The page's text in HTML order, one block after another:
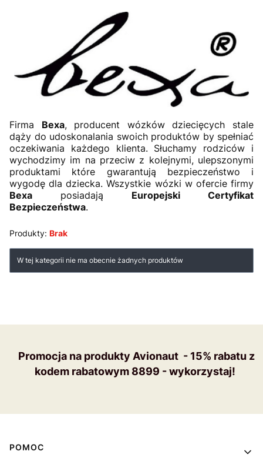
Firma Bexa, producent wózków dziecięcych stale
dąży do udoskonalania swoich produktów by spełniać
oczekiwania każdego klienta. Słuchamy rodziców i
wychodzimy im na przeciw z kolejnymi, ulepszonymi
produktami które gwarantują bezpieczeństwo i
wygodę dla dziecka. Wszystkie wózki w ofercie firmy
Bexa posiadają Europejski Certyfikat
Bezpieczeństwa.
Produkty: Brak
Lista produktów
W tej kategorii nie ma obecnie żadnych produktów
Promocja na produkty Avionaut - 15% rabatu z
kodem rabatowym 8899 - wykorzystaj!
Linki w stopce
POMOC